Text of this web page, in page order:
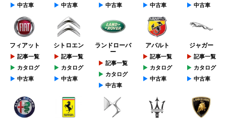
中古車
中古車
中古車
中古車
中古車
フィアット
記事一覧
カタログ
中古車
シトロエン
記事一覧
カタログ
中古車
ランドローバ
ー
記事一覧
カタログ
中古車
アバルト
記事一覧
カタログ
中古車
ジャガー
記事一覧
カタログ
中古車